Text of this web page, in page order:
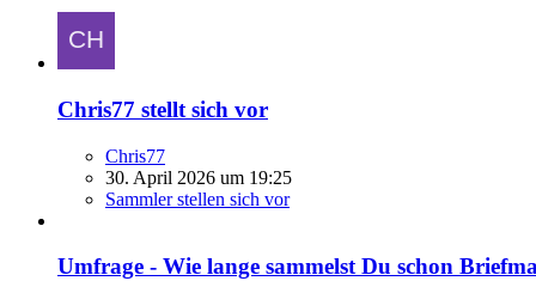
Chris77 stellt sich vor
Chris77
30. April 2026 um 19:25
Sammler stellen sich vor
Umfrage - Wie lange sammelst Du schon